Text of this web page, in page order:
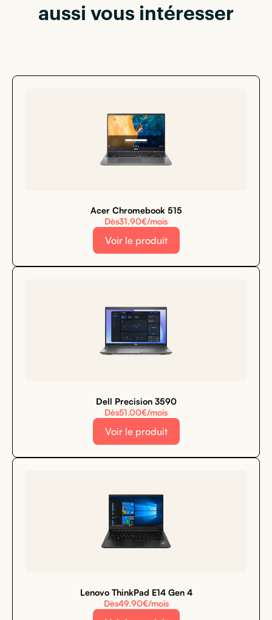
aussi vous intéresser
Acer Chromebook 515
Dès31.90€/mois
Voir le produit
Dell Precision 3590
Dès51.00€/mois
Voir le produit
Lenovo ThinkPad E14 Gen 4
Dès49.90€/mois